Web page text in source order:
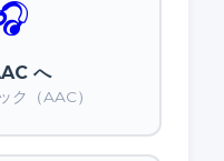
へ
ク（AAC）